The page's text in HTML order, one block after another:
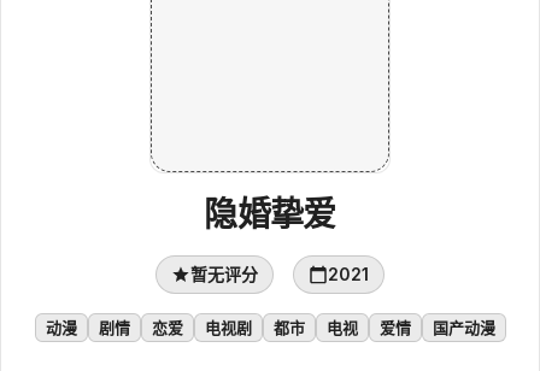
隐婚挚爱
暂无评分 2021
动漫 剧情 恋爱 电视剧 都市 电视 爱情 国产动漫